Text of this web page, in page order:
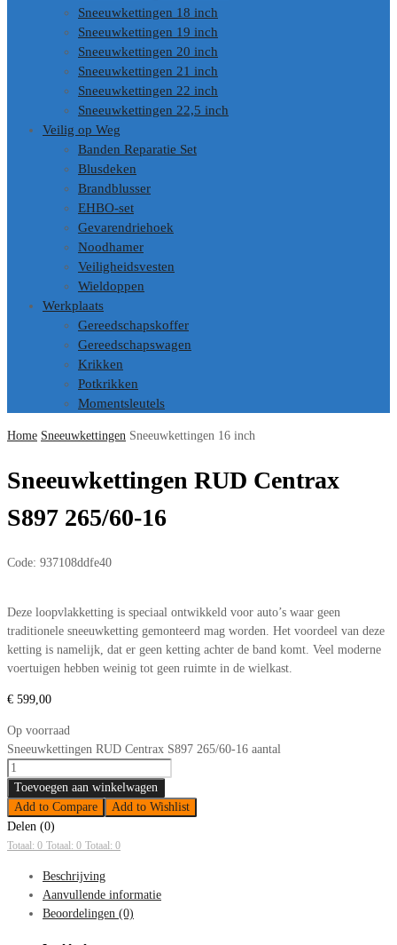
Sneeuwkettingen 18 inch
Sneeuwkettingen 19 inch
Sneeuwkettingen 20 inch
Sneeuwkettingen 21 inch
Sneeuwkettingen 22 inch
Sneeuwkettingen 22,5 inch
Veilig op Weg
Banden Reparatie Set
Blusdeken
Brandblusser
EHBO-set
Gevarendriehoek
Noodhamer
Veiligheidsvesten
Wieldoppen
Werkplaats
Gereedschapskoffer
Gereedschapswagen
Krikken
Potkrikken
Momentsleutels
Home Sneeuwkettingen Sneeuwkettingen 16 inch
Sneeuwkettingen RUD Centrax
S897 265/60-16
Code: 937108ddfe40
Deze loopvlakketting is speciaal ontwikkeld voor auto’s waar geen
traditionele sneeuwketting gemonteerd mag worden. Het voordeel van deze
ketting is namelijk, dat er geen ketting achter de band komt. Veel moderne
voertuigen hebben weinig tot geen ruimte in de wielkast.
€ 599,00
Op voorraad
Sneeuwkettingen RUD Centrax S897 265/60-16 aantal
Toevoegen aan winkelwagen
Add to Compare
Add to Wishlist
Delen (0)
Totaal: 0 Totaal: 0 Totaal: 0
Beschrijving
Aanvullende informatie
Beoordelingen (0)